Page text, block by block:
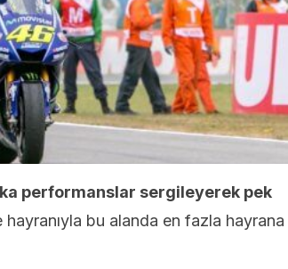
performanslar sergileyerek pek
hayranıyla bu alanda en fazla hayrana